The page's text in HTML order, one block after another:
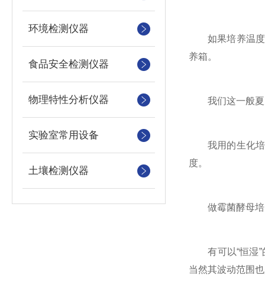
环境检测仪器
食品安全检测仪器
物理特性分析仪器
实验室常用设备
土壤检测仪器
如果培养温度
养箱。
我们这一般夏天
我用的生化培
度。
做霉菌酵母培养
有可以“恒湿”
当然其波动范围